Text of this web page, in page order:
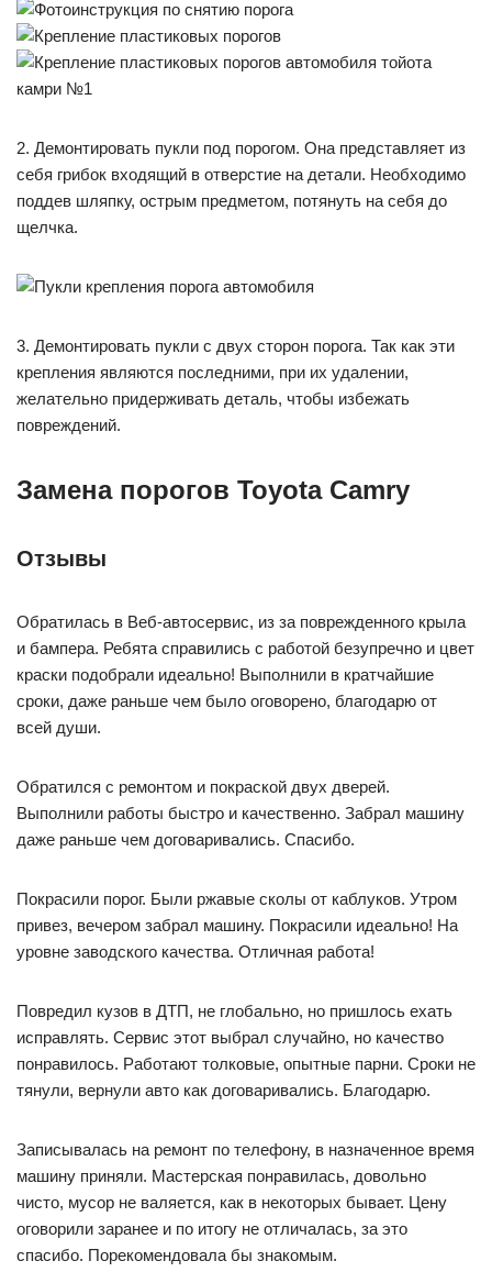
2. Демонтировать пукли под порогом. Она представляет из
себя грибок входящий в отверстие на детали. Необходимо
поддев шляпку, острым предметом, потянуть на себя до
щелчка.
3. Демонтировать пукли с двух сторон порога. Так как эти
крепления являются последними, при их удалении,
желательно придерживать деталь, чтобы избежать
повреждений.
Замена порогов Toyota Camry
Отзывы
Обратилась в Веб-автосервис, из за поврежденного крыла
и бампера. Ребята справились с работой безупречно и цвет
краски подобрали идеально! Выполнили в кратчайшие
сроки, даже раньше чем было оговорено, благодарю от
всей души.
Обратился с ремонтом и покраской двух дверей.
Выполнили работы быстро и качественно. Забрал машину
даже раньше чем договаривались. Спасибо.
Покрасили порог. Были ржавые сколы от каблуков. Утром
привез, вечером забрал машину. Покрасили идеально! На
уровне заводского качества. Отличная работа!
Повредил кузов в ДТП, не глобально, но пришлось ехать
исправлять. Сервис этот выбрал случайно, но качество
понравилось. Работают толковые, опытные парни. Сроки не
тянули, вернули авто как договаривались. Благодарю.
Записывалась на ремонт по телефону, в назначенное время
машину приняли. Мастерская понравилась, довольно
чисто, мусор не валяется, как в некоторых бывает. Цену
оговорили заранее и по итогу не отличалась, за это
спасибо. Порекомендовала бы знакомым.